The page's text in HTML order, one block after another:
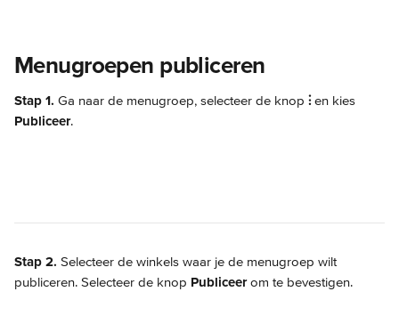
Menugroepen publiceren
Stap 1. Ga naar de menugroep, selecteer de knop ⫶ en kies
Publiceer.
Stap 2. Selecteer de winkels waar je de menugroep wilt
publiceren. Selecteer de knop Publiceer om te bevestigen.